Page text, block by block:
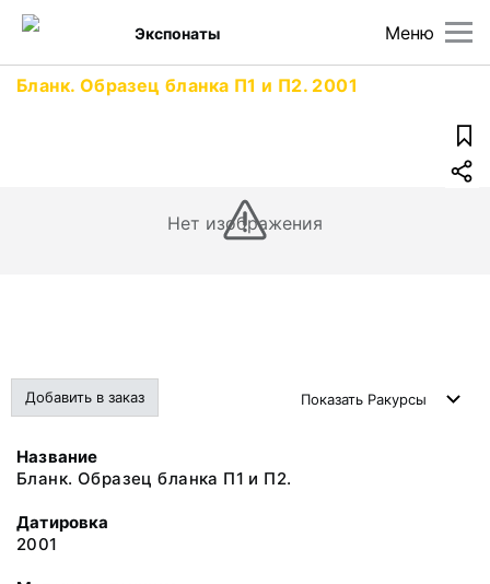
Меню
Экспонаты
Бланк. Образец бланка П1 и П2. 2001
Нет изображения
Добавить в заказ Показать Ракурсы
Название
Бланк. Образец бланка П1 и П2.
Датировка
2001